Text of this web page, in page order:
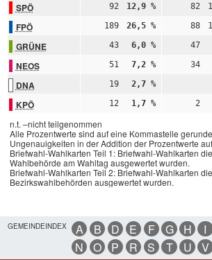
SPÖ 92 12,9 % 82
FPÖ 189 26,5 % 88
GRÜNE 43 6,0 % 47
NEOS 51 7,2 % 34
DNA 19 2,7 %
KPÖ 12 1,7 % 2
n.t. –nicht teilgenommen
Alle Prozentwerte sind auf eine Kommastelle
Ungenauigkeiten in der Addition der Prozentwerte
Briefwahl-Wahlkarten Teil 1: Briefwahl-Wahlkarten
Wahlbehörde am Wahltag ausgewertet wurden.
Briefwahl-Wahlkarten Teil 2: Briefwahl-Wahlkarten
Bezirkswahlbehörden ausgewertet wurden.
GEMEINDEINDEX A B D E F G H I
N
O P R S T U V